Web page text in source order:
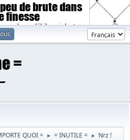
peu de brute dans
finesse
sombres, débiles, violents.
QUOI = ► = INUTILE = ► Nrz !